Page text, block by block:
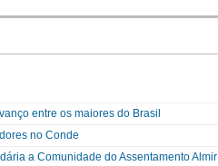
entre os maiores do Brasil
no Conde
a Comunidade do Assentamento Almir